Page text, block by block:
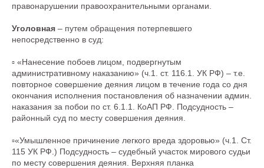
правонарушении правоохранительными органами.
Уголовная – путем обращения потерпевшего
непосредственно в суд:
▫️ «Нанесение побоев лицом, подвергнутым
административному наказанию» (ч.1. ст. 116.1. УК РФ) – т.е.
повторное совершение деяния лицом в течение года со дня
окончания исполнения постановления об назначении админ.
наказания за побои по ст. 6.1.1. КоАП РФ. Подсудность –
районный суд по месту совершения деяния.
▫️«Умышленное причинение легкого вреда здоровью» (ч.1. Ст.
115 УК РФ.) Подсудность – судебный участок мирового судьи
по месту совершения деяния. Верхняя планка